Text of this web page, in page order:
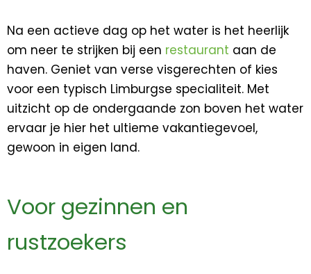
Na een actieve dag op het water is het heerlijk
om neer te strijken bij een restaurant aan de
haven. Geniet van verse visgerechten of kies
voor een typisch Limburgse specialiteit. Met
uitzicht op de ondergaande zon boven het water
ervaar je hier het ultieme vakantiegevoel,
gewoon in eigen land.
Voor gezinnen en
rustzoekers